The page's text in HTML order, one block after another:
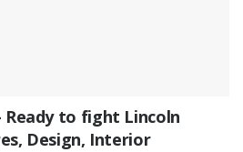
Ready to fight Lincoln
Design, Interior